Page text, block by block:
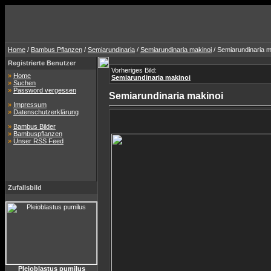
Home / Bambus Pflanzen / Semiarundinaria / Semiarundinaria makinoi / Semiarundinaria
Registrierte Benutzer
» Home
» Suchen
» Password vergessen
» Impressum
» Datenschutzerklärung
» Bambus Bilder
» Bambuspflanzen
» Unser RSS Feed
Zufallsbild
Pleioblastus pumilus
Vorheriges Bild:
Semiarundinaria makinoi
Semiarundinaria makinoi